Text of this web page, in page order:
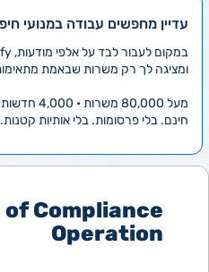
עדיין מחפשים עבודה במנועי
ומציגה לך רק משרות שבאמת
מעל 80,000 משרות • 4,000 חדשות ביום
חינם. בלי פרסומות. בלי אותיות קטנות.
of Compliance
Operation